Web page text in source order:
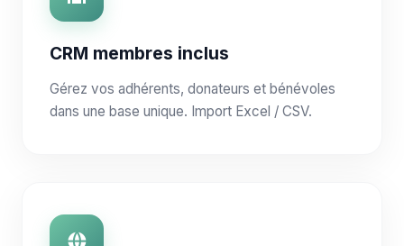
CRM membres inclus
Gérez vos adhérents, donateurs et bénévoles
dans une base unique. Import Excel / CSV.